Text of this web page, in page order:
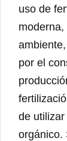
uso de
por el
de
orgánico.